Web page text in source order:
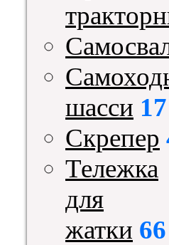
шасси 17
Скрепер
Тележка
для
жатки 66